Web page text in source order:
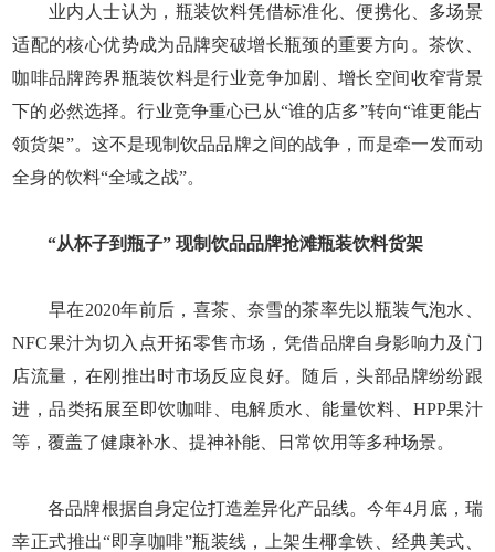
业内人士认为，瓶装饮料凭借标准化、便携化、多场景
适配的核心优势成为品牌突破增长瓶颈的重要方向。茶饮、
咖啡品牌跨界瓶装饮料是行业竞争加剧、增长空间收窄背景
下的必然选择。行业竞争重心已从“谁的店多”转向“谁更能占
领货架”。这不是现制饮品品牌之间的战争，而是牵一发而动
全身的饮料“全域之战”。
“从杯子到瓶子”现制饮品品牌抢滩瓶装饮料货架
早在2020年前后，喜茶、奈雪的茶率先以瓶装气泡水、
NFC果汁为切入点开拓零售市场，凭借品牌自身影响力及门
店流量，在刚推出时市场反应良好。随后，头部品牌纷纷跟
进，品类拓展至即饮咖啡、电解质水、能量饮料、HPP果汁
等，覆盖了健康补水、提神补能、日常饮用等多种场景。
各品牌根据自身定位打造差异化产品线。今年4月底，瑞
幸正式推出“即享咖啡”瓶装线，上架生椰拿铁、经典美式、